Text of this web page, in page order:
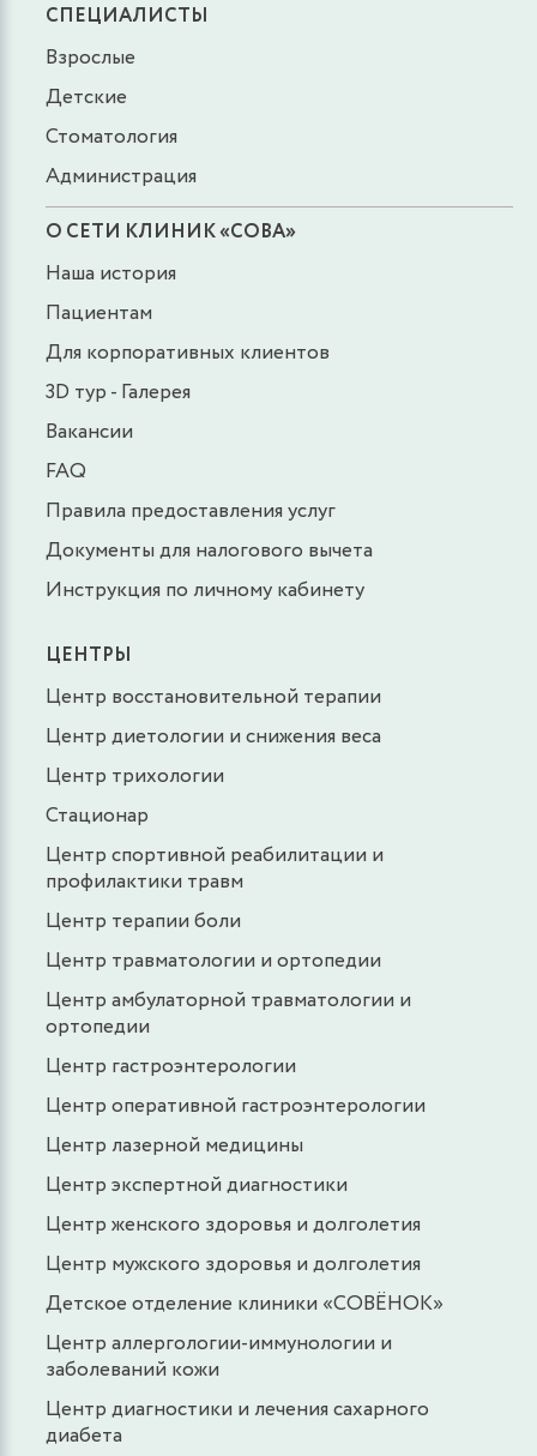
СПЕЦИАЛИСТЫ
Взрослые
Детские
Стоматология
Администрация
О СЕТИ КЛИНИК «СОВА»
Наша история
Пациентам
Для корпоративных клиентов
3D тур - Галерея
Вакансии
FAQ
Правила предоставления услуг
Документы для налогового вычета
Инструкция по личному кабинету
ЦЕНТРЫ
Центр восстановительной терапии
Центр диетологии и снижения веса
Центр трихологии
Стационар
Центр спортивной реабилитации и
профилактики травм
Центр терапии боли
Центр травматологии и ортопедии
Центр амбулаторной травматологии и
ортопедии
Центр гастроэнтерологии
Центр оперативной гастроэнтерологии
Центр лазерной медицины
Центр экспертной диагностики
Центр женского здоровья и долголетия
Центр мужского здоровья и долголетия
Детское отделение клиники «СОВЁНОК»
Центр аллергологии-иммунологии и
заболеваний кожи
Центр диагностики и лечения сахарного
диабета